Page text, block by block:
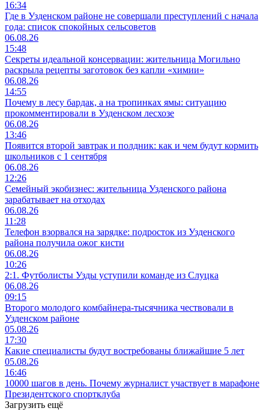
16:34
Где в Узденском районе не совершали преступлений с начала
года: список спокойных сельсоветов
06.08.26
15:48
Секреты идеальной консервации: жительница Могильно
раскрыла рецепты заготовок без капли «химии»
06.08.26
14:55
Почему в лесу бардак, а на тропинках ямы: ситуацию
прокомментировали в Узденском лесхозе
06.08.26
13:46
Появится второй завтрак и полдник: как и чем будут кормить
школьников с 1 сентября
06.08.26
12:26
Семейный экобизнес: жительница Узденского района
зарабатывает на отходах
06.08.26
11:28
Телефон взорвался на зарядке: подросток из Узденского
района получила ожог кисти
06.08.26
10:26
2:1. Футболисты Узды уступили команде из Слуцка
06.08.26
09:15
Второго молодого комбайнера-тысячника чествовали в
Узденском районе
05.08.26
17:30
Какие специалисты будут востребованы ближайшие 5 лет
05.08.26
16:46
10000 шагов в день. Почему журналист участвует в марафоне
Президентского спортклуба
Загрузить ещё